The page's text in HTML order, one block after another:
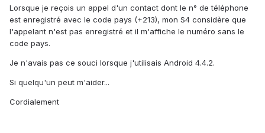
Lorsque je reçois un appel d'un contact dont le n° de téléphone
est enregistré avec le code pays (+213), mon S4 considère que
l'appelant n'est pas enregistré et il m'affiche le numéro sans le
code pays.
Je n'avais pas ce souci lorsque j'utilisais Android 4.4.2.
Si quelqu'un peut m'aider...
Cordialement